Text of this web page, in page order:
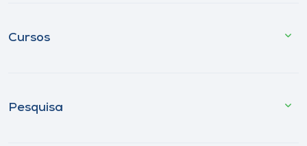
Cursos
Pesquisa